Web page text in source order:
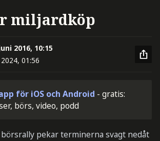
miljardköp
2016, 10:15
01:56
för iOS och Android - gratis:
börs, video, podd
pekar terminerna svagt nedåt